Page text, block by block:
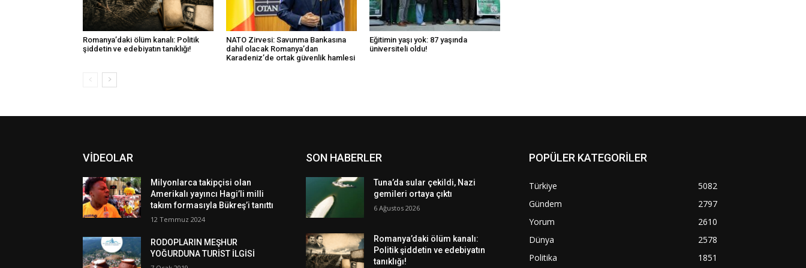
Romanya’daki ölüm kanalı: Politik
şiddetin ve edebiyatın tanıklığı!
NATO Zirvesi: Savunma Bankasına
dahil olacak Romanya’dan
Karadeniz’de ortak güvenlik hamlesi
Eğitimin yaşı yok: 87 yaşında
üniversiteli oldu!
VİDEOLAR
Milyonlarca takipçisi olan
Amerikalı yayıncı Hagi’li milli
takım formasıyla Bükreş’i tanıttı
12 Temmuz 2024
RODOPLARIN MEŞHUR
YOĞURDUNA TURİST İLGİSİ
SON HABERLER
Tuna’da sular çekildi, Nazi
gemileri ortaya çıktı
6 Ağustos 2026
Romanya’daki ölüm kanalı:
Politik şiddetin ve edebiyatın
tanıklığı!
POPÜLER KATEGORİLER
Türkiye
5082
Gündem
2797
Yorum
2610
Dünya
2578
Politika
1851